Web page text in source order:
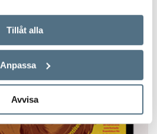
Tillåt alla
Anpassa
Avvisa